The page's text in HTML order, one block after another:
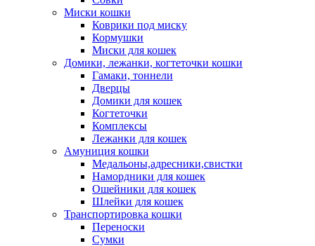
Миски кошки
Коврики под миску
Кормушки
Миски для кошек
Домики, лежанки, когтеточки кошки
Гамаки, тоннели
Дверцы
Домики для кошек
Когтеточки
Комплексы
Лежанки для кошек
Амуниция кошки
Медальоны,адресники,свистки
Намордники для кошек
Ошейники для кошек
Шлейки для кошек
Транспортировка кошки
Переноски
Сумки